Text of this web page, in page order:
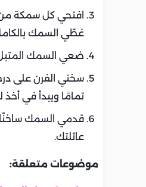
افتحي كل سمكة من
غطّي السمك بالكامل
ضعي السمك المتبل
تمامًا ويبدأ في
قدمي السمك
عائلتك.
موضوعات متعلقة: